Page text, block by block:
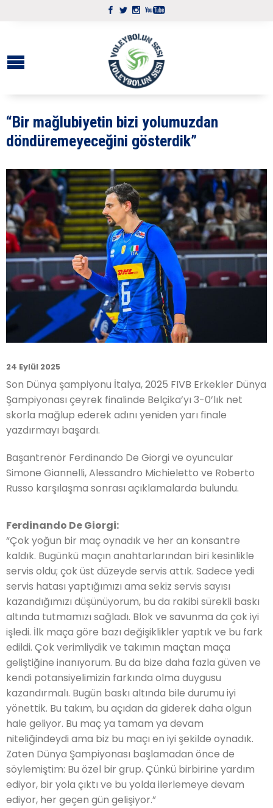
“Bir mağlubiyetin bizi yolumuzdan
döndüremeyeceğini gösterdik”
24 Eylül 2025
Son Dünya şampiyonu İtalya, 2025 FIVB Erkekler Dünya
Şampiyonası çeyrek finalinde Belçika’yı 3-0’lık net
skorla mağlup ederek adını yeniden yarı finale
yazdırmayı başardı.
Başantrenör Ferdinando De Giorgi ve oyuncular
Simone Giannelli, Alessandro Michieletto ve Roberto
Russo karşılaşma sonrası açıklamalarda bulundu.
Ferdinando De Giorgi:
“Çok yoğun bir maç oynadık ve her an konsantre
kaldık. Bugünkü maçın anahtarlarından biri kesinlikle
servis oldu; çok üst düzeyde servis attık. Sadece yedi
servis hatası yaptığımızı ama sekiz servis sayısı
kazandığımızı düşünüyorum, bu da rakibi sürekli baskı
altında tutmamızı sağladı. Blok ve savunma da çok iyi
işledi. İlk maça göre bazı değişiklikler yaptık ve bu fark
edildi. Çok verimliydik ve takımın maçtan maça
geliştiğine inanıyorum. Bu da bize daha fazla güven ve
kendi potansiyelimizin farkında olma duygusu
kazandırmalı. Bugün baskı altında bile durumu iyi
yönettik. Bu takım, bu açıdan da giderek daha olgun
hale geliyor. Bu maç ya tamam ya devam
niteliğindeydi ama biz bu maçı en iyi şekilde oynadık.
Zaten Dünya Şampiyonası başlamadan önce de
söylemiştim: Bu özel bir grup. Çünkü birbirine yardım
ediyor, bir yola çıktı ve bu yolda ilerlemeye devam
ediyor, her geçen gün gelişiyor.”